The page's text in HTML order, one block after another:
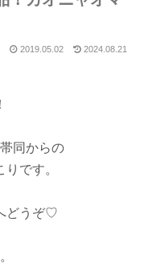
2019.05.02 2024.08.21
同からの
です。
どうぞ♡